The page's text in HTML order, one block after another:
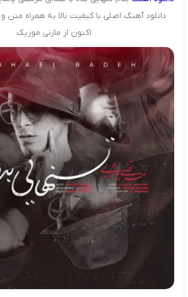
دانلود آهنگ اصلی با کیفیت بالا به همراه
اکنون از مازنی موزیک